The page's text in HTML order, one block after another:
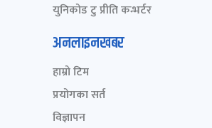
युनिकोड टु प्रीति कन्भर्टर
अनलाइनखबर
हाम्रो टिम
प्रयोगका सर्त
विज्ञापन